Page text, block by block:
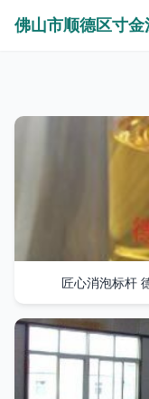
匠心消泡标杆